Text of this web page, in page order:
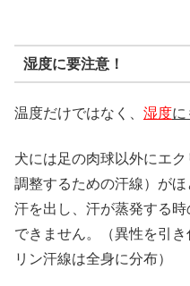
湿度に要注意！
温度だけではなく、 湿度に
犬には足の肉球以外にエ
調整するための汗線）が
汗を出し、汗が蒸発する
できません。（異性を引
リン汗線は全身に分布）